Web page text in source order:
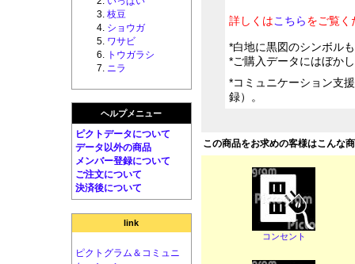
枝豆
ショウガ
ワサビ
トウガラシ
ニラ
ヘルプメニュー
ピクトデータについて
データ以外の商品
メンバー登録について
ご注文について
決済後について
link
ピクトグラム＆コミュニ
詳しくはこちらをご覧く
*白地に黒図のシンボル
*ご購入データにはぼか
*コミュニケーション支
録）。
この商品をお求めの客様はこんな
コンセント